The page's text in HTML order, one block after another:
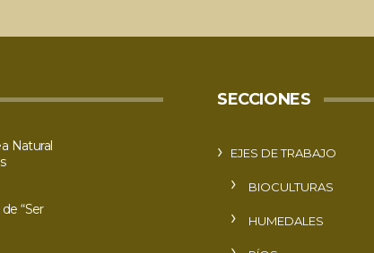
Natural
“Ser
SECCIONES
EJES DE TRABAJO
BIOCULTURAS
HUMEDALES